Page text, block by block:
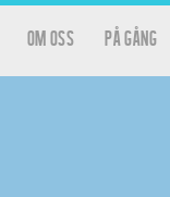
Om oss På gång